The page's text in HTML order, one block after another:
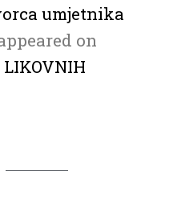
umjetnika
on
LIKOVNIH